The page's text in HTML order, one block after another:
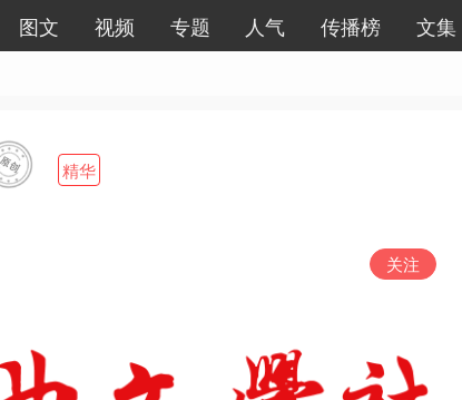
图文 视频 专题 人气 传播榜 文集
精华
关注